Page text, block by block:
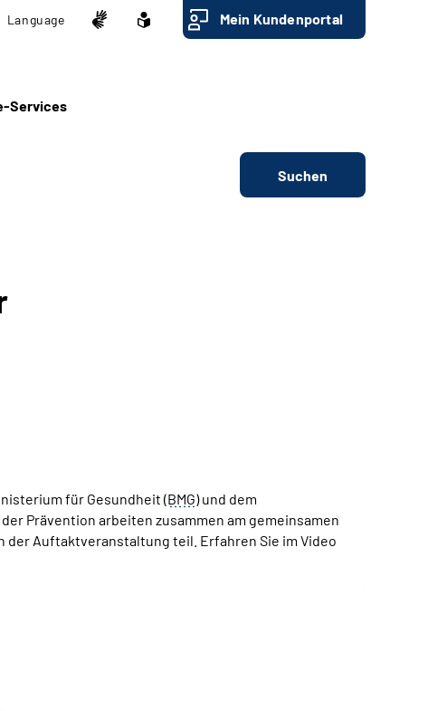
Language Mein Kundenportal
Services
Suchen
für Gesundheit (BMG) und dem
Prävention arbeiten zusammen am gemeinsamen
der Auftaktveranstaltung teil. Erfahren Sie im Video